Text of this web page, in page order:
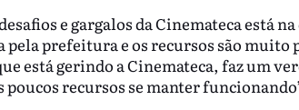
e gargalos da Cinemateca está
pela prefeitura e os recursos são muito
está gerindo a Cinemateca, faz um
poucos recursos se manter